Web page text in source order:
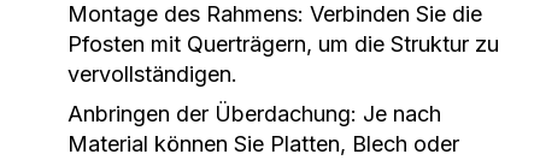
Montage des Rahmens: Verbinden Sie die
Pfosten mit Querträgern, um die Struktur zu
vervollständigen.
Anbringen der Überdachung: Je nach
Material können Sie Platten, Blech oder